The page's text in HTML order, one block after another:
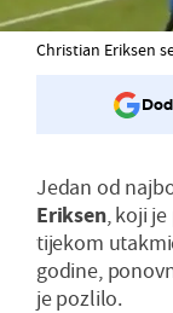
Christian Eriksen
Jedan od
Eriksen, koji
tijekom
godine,
je pozlilo.